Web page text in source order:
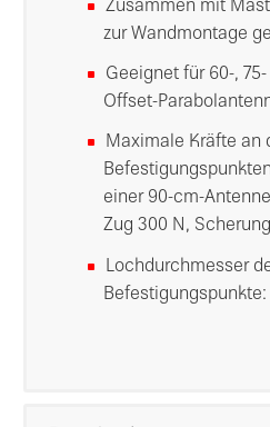
Zusammen mit
zur Wandmontage
Geeignet für 60-,
Offset-
Maximale Kräfte an
einer 90-cm-
Zug 300 N,
Lochdurchmesser
Befestigungspunkte: